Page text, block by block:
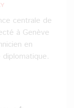
centrale de
à Genève
en